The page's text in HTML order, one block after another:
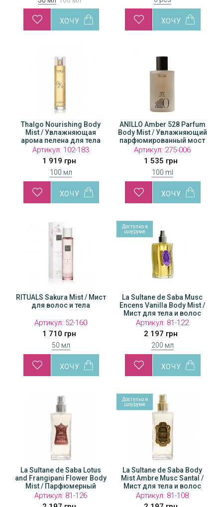
Thalgo Nourishing Body
Mist / Увлажняющая
арома пелена для тела
Артикул: 102-183
1 919 грн
100 мл
ANILLO Amber 528 Parfum
Body Mist / Увлажняющий
парфюмированный мост
для тела
Артикул: 275-006
1 535 грн
100 ml
RITUALS Sakura Mist / Мист
для волос и тела
Артикул: 52-160
1 710 грн
50 мл
La Sultane de Saba Musc
Encens Vanilla Body Mist /
Мист для тела и волос
Артикул: 81-122
2 197 грн
200 мл
Доступно в
шоуруме
La Sultane de Saba Lotus
and Frangipani Flower Body
Mist / Парфюмерный
лосьон-спрей для тела
Артикул: 81-126
La Sultane de Saba Body
Mist Ambre Musc Santal /
Мист для тела и волос
Артикул: 81-108
Доступно в
шоуруме